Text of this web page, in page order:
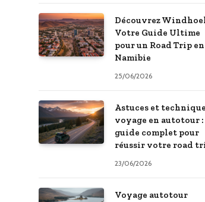
Découvrez
Votre Guide Ultime
pour un Road Trip en
Namibie
25/06/2026
Astuces et
voyage en autotour :
guide complet pour
réussir votre road
23/06/2026
Voyage autotour